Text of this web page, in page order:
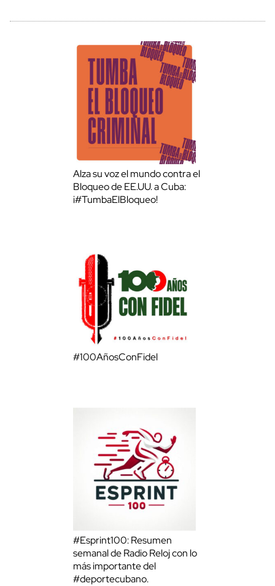
Alza su voz el mundo contra el
Bloqueo de EE.UU. a Cuba:
¡#TumbaElBloqueo!
#100AñosConFidel
#Esprint100: Resumen
semanal de Radio Reloj con lo
más importante del
#deportecubano.